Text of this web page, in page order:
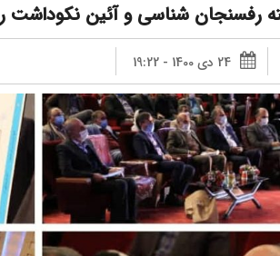
رفسنجان شناسی و آئین نکوداشت
24 دی 1400 - 19:22